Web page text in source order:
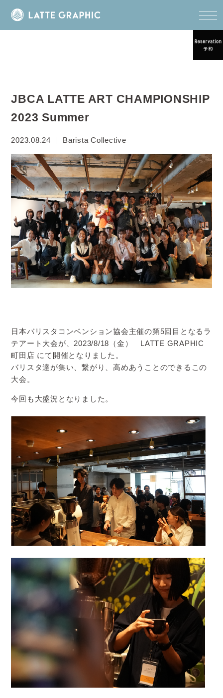
JBCA LATTE ART CHAMPIONSHIP
2023 Summer
2023.08.24 Barista Collective
日本バリスタコンベンション協会主催の第5回目となるラ
テアート大会が、2023/8/18（金） LATTE GRAPHIC
町田店 にて開催となりました。
バリスタ達が集い、繋がり、高めあうことのできるこの
大会。
今回も大盛況となりました。